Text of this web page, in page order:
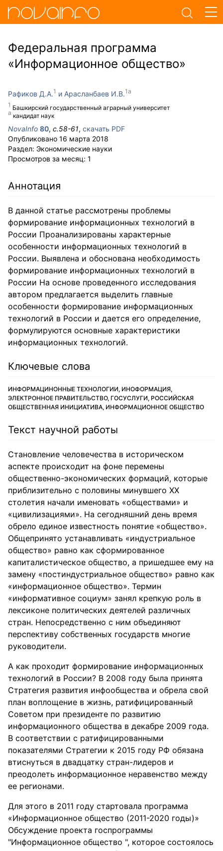
Федеральная программа
«Информационное общество»
Рафиков Д.А.
Башкирский государственный аграрный университет
Арасланбаев И.В.
кандидат наук
NovaInfo 80, с.58-61, скачать PDF
Опубликовано 16 марта 2018
Раздел: Экономические науки
Просмотров за месяц: 1
Аннотация
В данной статье рассмотрены проблемы
формирование информационных технологий в
России Проанализированы характерные
особенности информационных технологий в
России. Выявлена и обоснована необходимость
формирование информационных технологий в
России На основе проведенного исследования
автором предлагается выделить главные
особенности формирование информационных
технологий в России и дается его определение,
формулируются основные характеристики
информационных технологий.
Ключевые слова
ИНФОРМАЦИНОННЫЕ ТЕХНОЛОГИИ, ИНОФОРМАЦИЯ,
ЭЛЕКТРОННОЕ ПРАВИТЕЛЬСТВО, ГОСУСЛУГИ, РОССИЙСКАЯ
ОБЩЕСТВЕННАЯ ИНИЦИАТИВА, ИНФОРМАЦИОННОЕ ОБЩЕСТВО
Текст научной работы
Становление человечества в историческом
аспекте происходит на фоне перемены
общественно-экономических формаций, которые
приблизительно с половины минувшего XX
столетия начали именовать «обществами» и
«цивилизациями». На сегодняшний день время
обрело единое известность понятие «общество».
Общепринято устанавливать «индустриальное
общество» равно как сформированное
капиталистическое общество, а пришедшее ему на
замену «постиндустриальное общество» равно как
«информационное общество». Термин
«информативное социум» занял крепкую роль в
лексиконе политических деятелей различных
стран. Непосредственно с ним объединяют
перспективу собственных государств многие
руководители.
А как проходит формирование информационных
технологий в России? В 2008 году была принята
Стратегия развития инфообщества и обрела свой
план воплощение в жизнь, ратифицированный
Советом при президенте по развитию
информационного общества в декабре 2009 года.
В соответствии с ратифицированными
показателями Стратегии к 2015 году РФ обязана
втиснуться в двадцатку стран-лидеров и
преодолеть информационное неравенство между
ее регионами.
Для этого в 2011 году стартовала программа
«Информационное общество (2011-2020 годы)»
Обсуждение проекта госпрограммы
"Информационное общество ", которое состоялось